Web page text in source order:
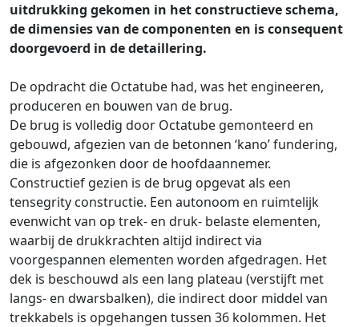
uitdrukking gekomen in het constructieve schema,
de dimensies van de componenten en is consequent
doorgevoerd in de detaillering.
De opdracht die Octatube had, was het engineeren,
produceren en bouwen van de brug.
De brug is volledig door Octatube gemonteerd en
gebouwd, afgezien van de betonnen ‘kano’ fundering,
die is afgezonken door de hoofdaannemer.
Constructief gezien is de brug opgevat als een
tensegrity constructie. Een autonoom en ruimtelijk
evenwicht van op trek- en druk- belaste elementen,
waarbij de drukkrachten altijd indirect via
voorgespannen elementen worden afgedragen. Het
dek is beschouwd als een lang plateau (verstijft met
langs- en dwarsbalken), die indirect door middel van
trekkabels is opgehangen tussen 36 kolommen. Het